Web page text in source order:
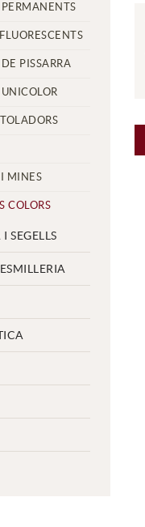
PISSARRA
MINES
COLORS
SEGELLS